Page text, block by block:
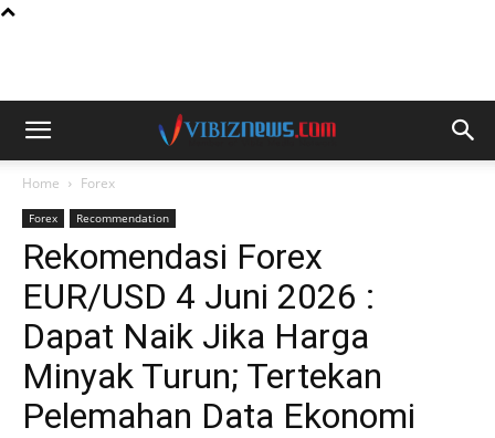
Home Forex
Forex Recommendation
Rekomendasi Forex
EUR/USD 4 Juni 2026 :
Dapat Naik Jika Harga
Minyak Turun; Tertekan
Pelemahan Data Ekonomi